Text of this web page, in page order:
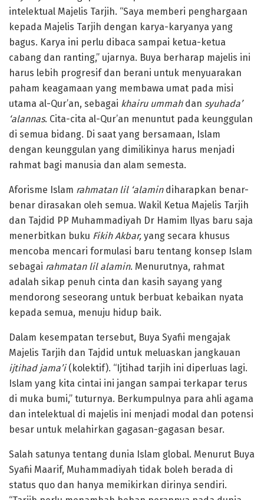
intelektual Majelis Tarjih. “Saya memberi penghargaan
kepada Majelis Tarjih dengan karya-karyanya yang
bagus. Karya ini perlu dibaca sampai ketua-ketua
cabang dan ranting,” ujarnya. Buya berharap majelis ini
harus lebih progresif dan berani untuk menyuarakan
paham keagamaan yang membawa umat pada misi
utama al-Qur’an, sebagai khairu ummahdan syuhada’
‘alannas. Cita-cita al-Qur’an menuntut pada keunggulan
di semua bidang. Di saat yang bersamaan, Islam
dengan keunggulan yang dimilikinya harus menjadi
rahmat bagi manusia dan alam semesta.
Aforisme Islam rahmatan lil ‘alamindiharapkan benar-
benar dirasakan oleh semua. Wakil Ketua Majelis Tarjih
dan Tajdid PP Muhammadiyah Dr Hamim Ilyas baru saja
menerbitkan buku Fikih Akbar, yang secara khusus
mencoba mencari formulasi baru tentang konsep Islam
sebagai rahmatan lil alamin. Menurutnya, rahmat
adalah sikap penuh cinta dan kasih sayang yang
mendorong seseorang untuk berbuat kebaikan nyata
kepada semua, menuju hidup baik.
Dalam kesempatan tersebut, Buya Syafii mengajak
Majelis Tarjih dan Tajdid untuk meluaskan jangkauan
ijtihad jama’i (kolektif). “Ijtihad tarjih ini diperluas lagi.
Islam yang kita cintai ini jangan sampai terkapar terus
di muka bumi,” tuturnya. Berkumpulnya para ahli agama
dan intelektual di majelis ini menjadi modal dan potensi
besar untuk melahirkan gagasan-gagasan besar.
Salah satunya tentang dunia Islam global. Menurut Buya
Syafii Maarif, Muhammadiyah tidak boleh berada di
status quo dan hanya memikirkan dirinya sendiri.